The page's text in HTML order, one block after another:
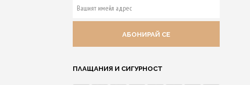
ВАШИЯТ
ПЛАЩАНИЯ И СИГУРНОСТ